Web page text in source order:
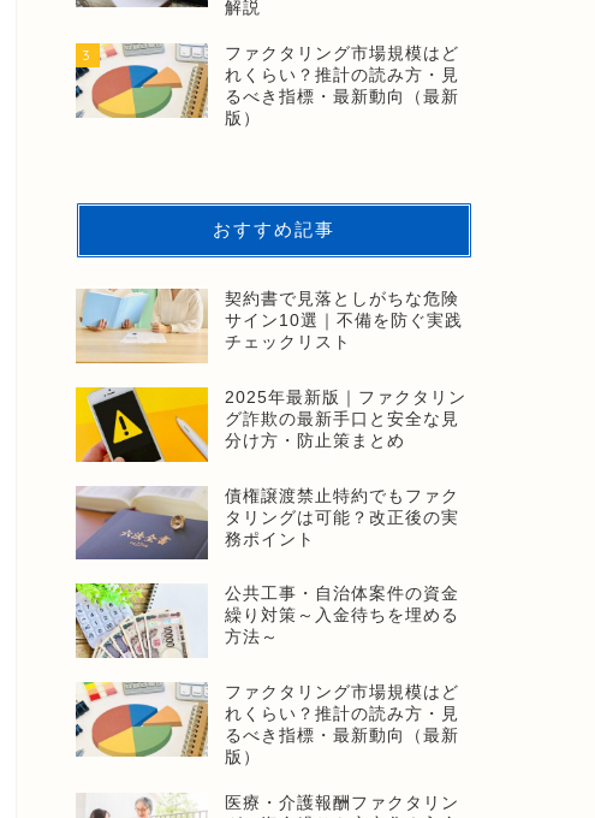
解説
3
ファクタリング市場規模はど
れくらい？推計の読み方・見
るべき指標・最新動向（最新
版）
おすすめ記事
契約書で見落としがちな危険
サイン10選｜不備を防ぐ実践
チェックリスト
2025年最新版｜ファクタリン
グ詐欺の最新手口と安全な見
分け方・防止策まとめ
債権譲渡禁止特約でもファク
タリングは可能？改正後の実
務ポイント
公共工事・自治体案件の資金
繰り対策～入金待ちを埋める
方法～
ファクタリング市場規模はど
れくらい？推計の読み方・見
るべき指標・最新動向（最新
版）
医療・介護報酬ファクタリン